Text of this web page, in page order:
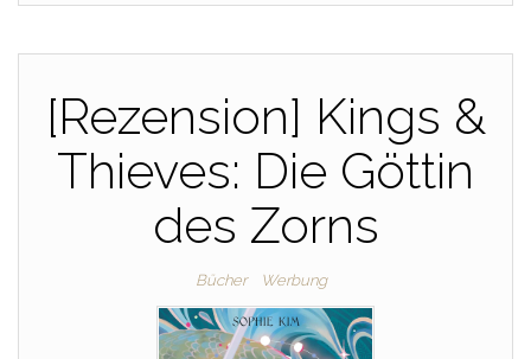
[Rezension] Kings &
Thieves: Die Göttin
des Zorns
Bücher Werbung